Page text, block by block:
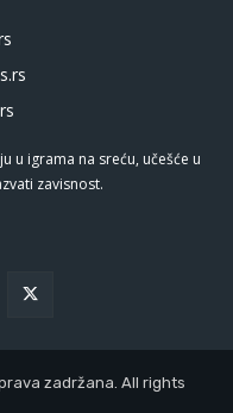
u igrama na sreću, učešće u
zavisnost.
zadržana. All rights